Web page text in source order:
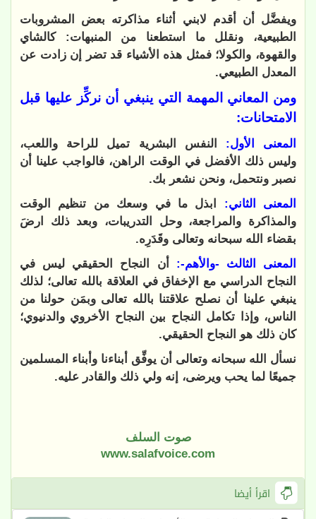
ويفضَّل أن أقدم لابني أثناء مذاكرته بعض المشروبات
الطبيعية، ونقلل ما استطعنا من المنبهات: كالشاي
والقهوة، والكولا؛ فمثل هذه الأشياء قد تضر إن زادت عن
المعدل الطبيعي.
ومن المعاني المهمة التي ينبغي أن نركِّز عليها قبل
الامتحانات:
المعنى الأول: النفس البشرية تميل للراحة واللعب،
وليس ذلك الأفضل في الوقت الراهن، فالواجب علينا أن
نصبر ونتحمل، ونحن نشعر بك.
المعنى الثاني: ابذل ما في وسعك من تنظيم الوقت
والمذاكرة والمراجعة، وحل التدريبات، وبعد ذلك ارضَ
بقضاء الله سبحانه وتعالى وقَدَرِه.
المعنى الثالث -والأهم-: أن النجاح الحقيقي ليس في
النجاح الدراسي مع الإخفاق في العلاقة بالله تعالى؛ لذلك
ينبغي علينا أن نصلح علاقتنا بالله تعالى وبمَن حولنا من
الناس، وإذا تكامل النجاح بين النجاح الأخروي والدنيوي؛
كان ذلك هو النجاح الحقيقي.
نسأل الله سبحانه وتعالى أن يوفِّق أبناءنا وأبناء المسلمين
جميعًا لما يحب ويرضى، إنه ولي ذلك والقادر عليه.
صوت السلف
www.salafvoice.com
اقرأ أيضا